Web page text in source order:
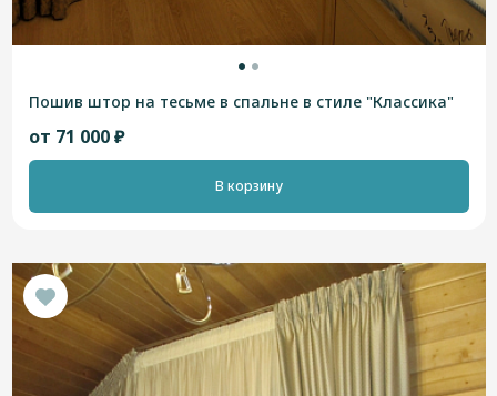
Пошив штор на тесьме в спальне в стиле "Классика"
от 71 000 ₽
В корзину